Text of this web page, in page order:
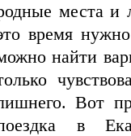
места и
время
найти
Вот
в